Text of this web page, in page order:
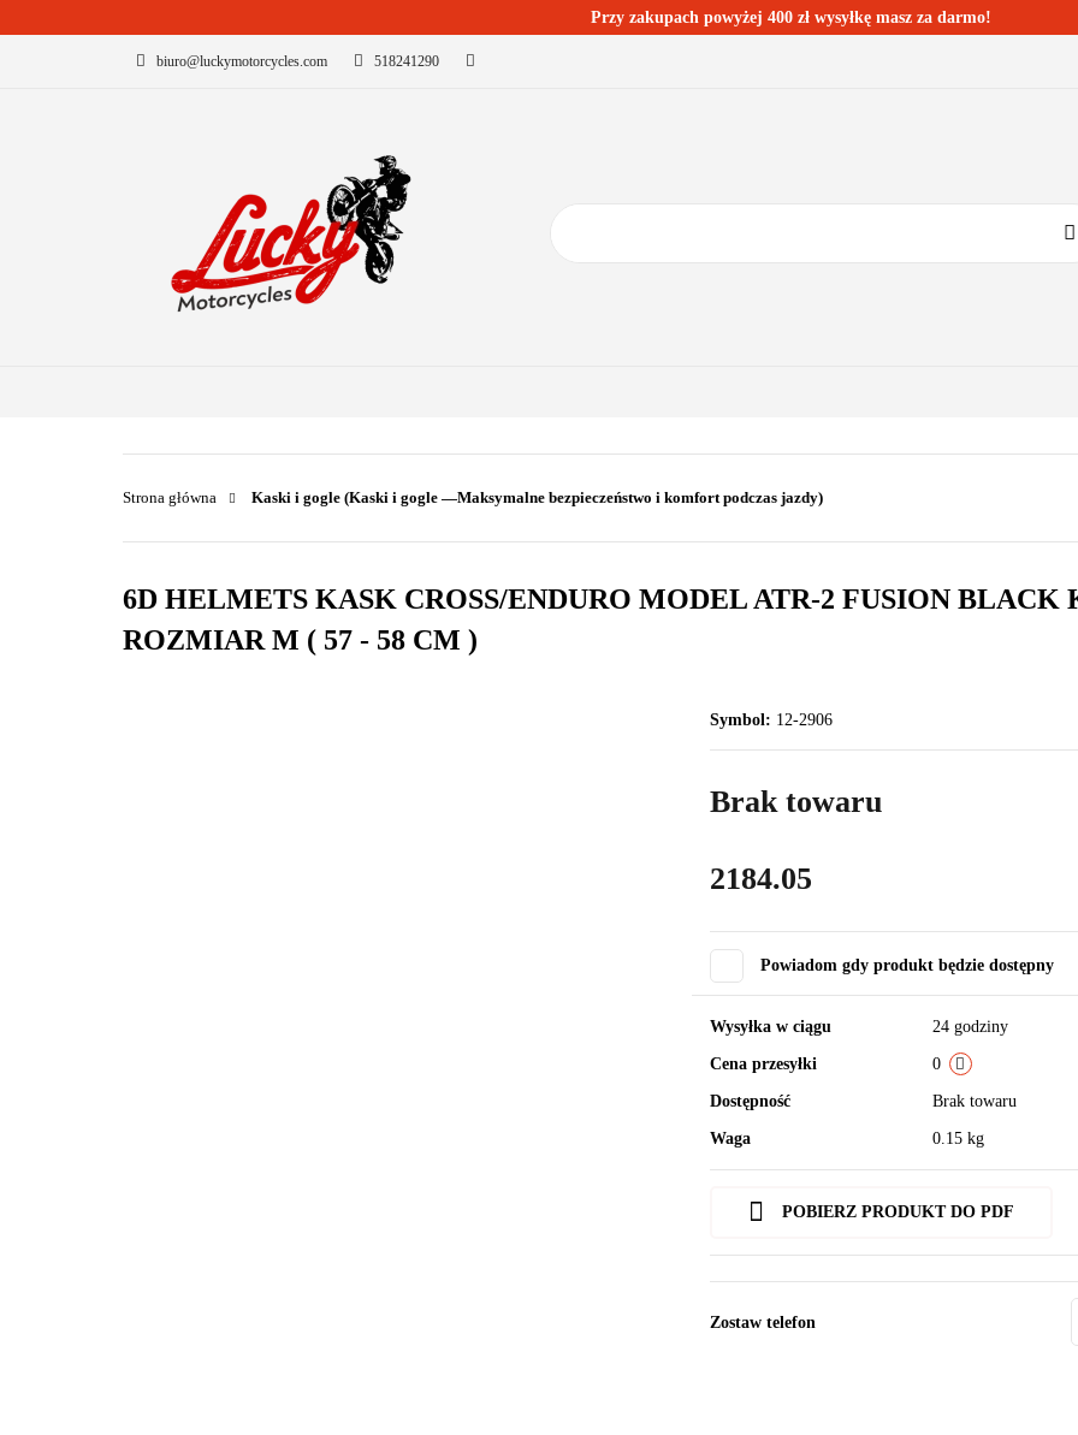
Przy zakupach powyżej 400 zł wysyłkę masz za darmo!
biuro@luckymotorcycles.com 518241290
KATEGORIE
Strona główna Kaski i gogle (Kaski i gogle —Maksymalne bezpieczeństwo i komfort podczas jazdy)
6D HELMETS KASK CROSS/ENDURO MODEL ATR-2 FUSION BLACK
ROZMIAR M ( 57 - 58 CM )
Symbol: 12-2906
Brak towaru
2184.05
Powiadom gdy produkt będzie dostępny
Wysyłka w ciągu 24 godziny
Cena przesyłki 0
Dostępność Brak towaru
Waga 0.15 kg
POBIERZ PRODUKT DO PDF
Zostaw telefon